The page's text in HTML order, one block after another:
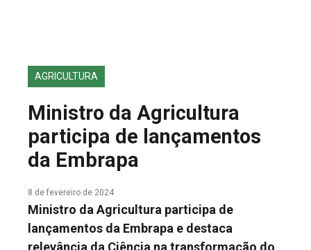
EDIÇÕES ANTERIORES
FALE CONOSCO
AGRICULTURA
Ministro da Agricultura
participa de lançamentos
da Embrapa
8 de fevereiro de 2024
Ministro da Agricultura participa de
lançamentos da Embrapa e destaca
relevância da Ciência na transformação do